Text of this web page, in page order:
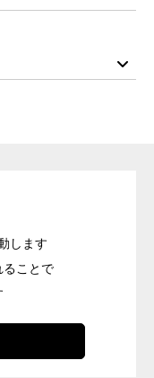
します
ることで